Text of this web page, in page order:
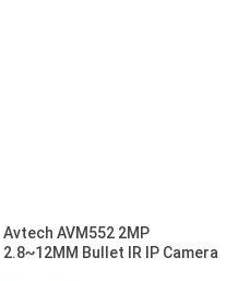
Avtech AVM552 2MP
2.8~12MM Bullet IR IP Camera